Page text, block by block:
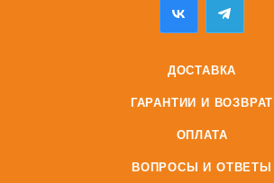
ДОСТАВКА
ГАРАНТИИ И ВОЗВРАТ
ОПЛАТА
ВОПРОСЫ И ОТВЕТЫ